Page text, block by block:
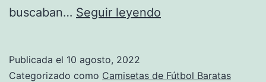
buscaban… Seguir leyendo
de
Publicada el 10 agosto, 2022
Categorizado como Camisetas de Fútbol Baratas